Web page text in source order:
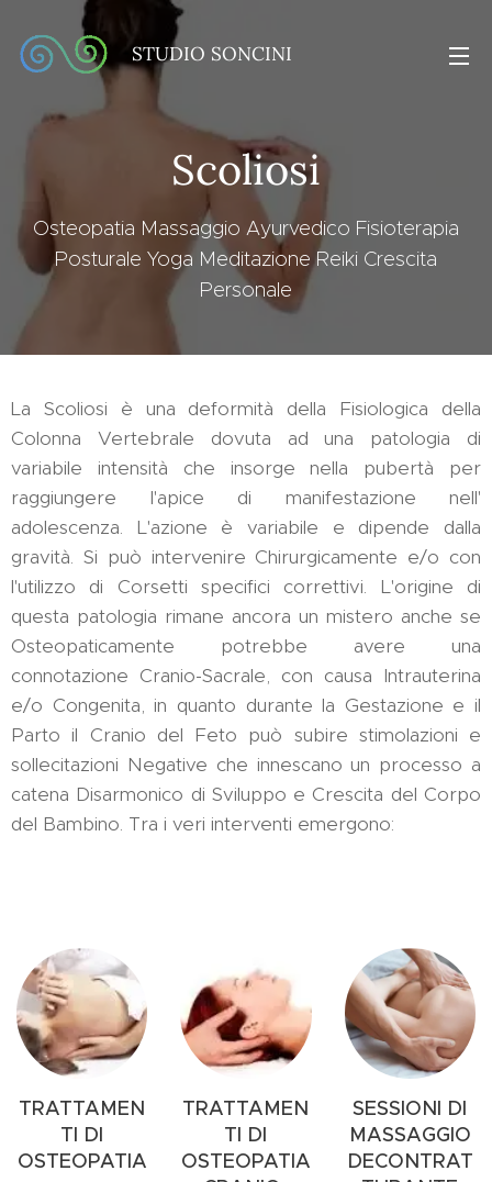
STUDIO SONCINI
Scoliosi
Osteopatia Massaggio Ayurvedico Fisioterapia
Posturale Yoga Meditazione Reiki Crescita
Personale
La Scoliosi è una deformità della Fisiologica della
Colonna Vertebrale dovuta ad una patologia di
variabile intensità che insorge nella pubertà per
raggiungere l'apice di manifestazione nell'
adolescenza. L'azione è variabile e dipende dalla
gravità. Si può intervenire Chirurgicamente e/o con
l'utilizzo di Corsetti specifici correttivi. L'origine di
questa patologia rimane ancora un mistero anche se
Osteopaticamente potrebbe avere una
connotazione Cranio-Sacrale, con causa Intrauterina
e/o Congenita, in quanto durante la Gestazione e il
Parto il Cranio del Feto può subire stimolazioni e
sollecitazioni Negative che innescano un processo a
catena Disarmonico di Sviluppo e Crescita del Corpo
del Bambino. Tra i veri interventi emergono:
TRATTAMEN
TI DI
OSTEOPATIA
TRATTAMEN
TI DI
OSTEOPATIA
SESSIONI DI
MASSAGGIO
DECONTRAT